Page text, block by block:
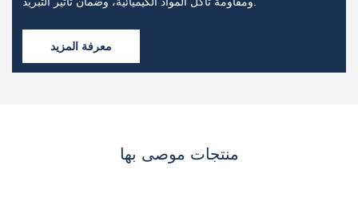
معرفة المزيد
منتجات موصى بها